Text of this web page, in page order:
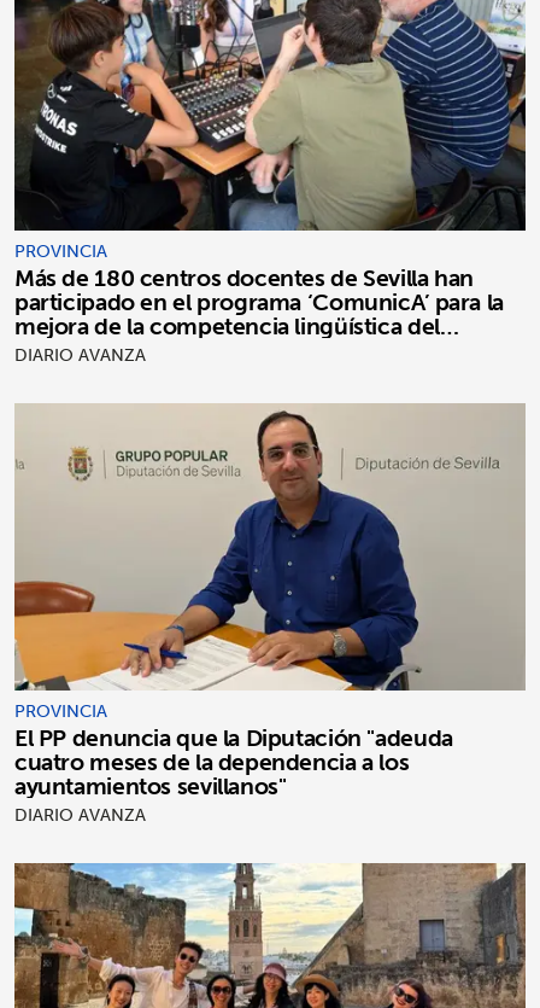
PROVINCIA
Más de 180 centros docentes de Sevilla han
participado en el programa ‘ComunicA’ para la
mejora de la competencia lingüística del
alumnado
DIARIO AVANZA
PROVINCIA
El PP denuncia que la Diputación "adeuda
cuatro meses de la dependencia a los
ayuntamientos sevillanos"
DIARIO AVANZA